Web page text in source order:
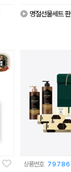
명절선물세트
상품번호